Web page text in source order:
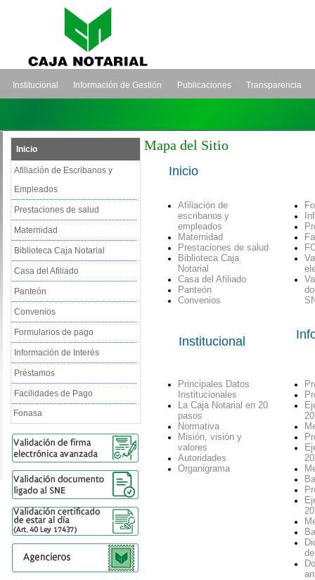
Institucional Información de Gestión Publicaciones Transparencia
Inicio
Afiliación de Escribanos y
Empleados
Prestaciones de salud
Maternidad
Biblioteca Caja Notarial
Casa del Afiliado
Panteón
Convenios
Formularios de pago
Información de Interés
Préstamos
Facilidades de Pago
Fonasa
Mapa del Sitio
Inicio
Afiliación de
escribanos y
empleados
Maternidad
Prestaciones de salud
Biblioteca Caja
Notarial
Casa del Afiliado
Panteón
Convenios
d
Institucional
Principales Datos
Institucionales
La Caja Notarial en 20
pasos
Normativa
Misión, visión y
valores
Autoridades
Organigrama